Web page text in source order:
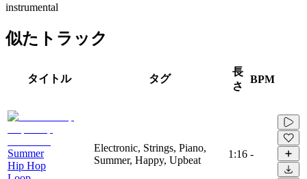
instrumental
似たトラック
タイトル タグ
長
さ
BPM
Summer
Hip Hop
Electronic, Strings, Piano,
Summer, Happy, Upbeat
1:16 -